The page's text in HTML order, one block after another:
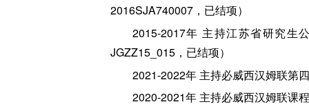
2016SJA740007，已结项）
2015-2017年 主持江苏省研究生
JGZZ15_015，已结项）
2021-2022年 主持必威西汉姆联第
2020-2021年 主持必威西汉姆联课